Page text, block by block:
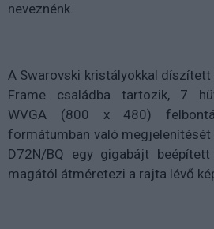
neveznénk.
A Swarovski kristályokkal
Frame családba tartozik, 7
WVGA (800 x 480)
formátumban való megjelenítését
D72N/BQ egy gigabájt
magától átméretezi a rajta lévő